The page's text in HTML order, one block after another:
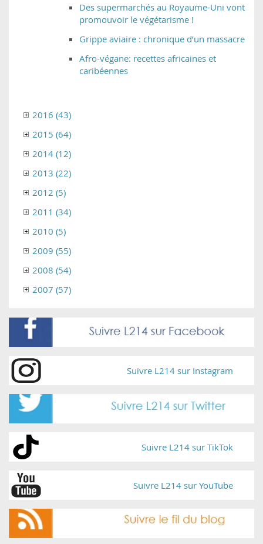
Des supermarchés au Royaume-Uni vont
promouvoir le végétarisme !
Grippe aviaire : chronique d’un massacre
Afro-végane: recettes africaines et
caribéennes
2016 (43)
2015 (64)
2014 (12)
2013 (22)
2012 (5)
2011 (34)
2010 (5)
2009 (55)
2008 (54)
2007 (57)
Suivre L214 sur Instagram
Suivre L214 sur TikTok
Suivre L214 sur YouTube